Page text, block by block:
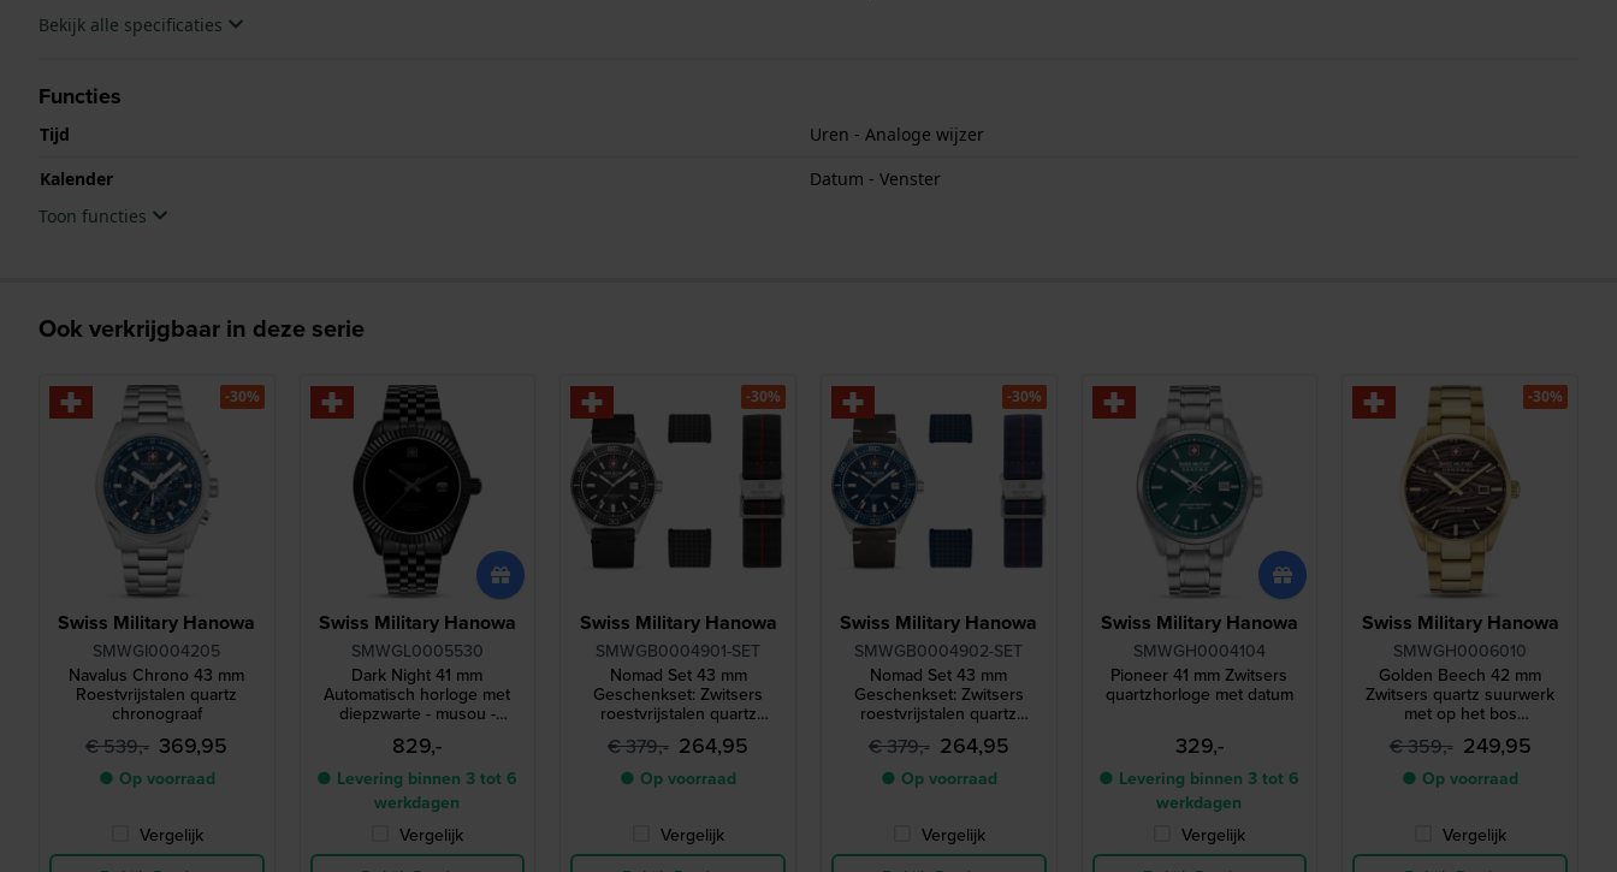
Bekijk alle specificaties
Functies
Tijd
Uren - Analoge wijzer
Kalender
Datum - Venster
Toon functies
Ook verkrijgbaar in deze serie
Swiss Military Hanowa
SMWGI0004205
Navalus Chrono 43 mm
Roestvrijstalen quartz
chronograaf
€ 539,- 369,95
● Op voorraad
Vergelijk
-30%
Swiss Military Hanowa
SMWGL0005530
Dark Night 41 mm
Automatisch horloge met
diepzwarte - musou -
wijzerplaat
829,-
● Levering binnen 3 tot 6
werkdagen
Vergelijk
Swiss Military Hanowa
SMWGB0004901-SET
Nomad Set 43 mm
Geschenkset: Zwitsers
roestvrijstalen quartz
horloge met twee extra
bandjes
€ 379,- 264,95
● Op voorraad
Vergelijk
-30%
Swiss Military Hanowa
SMWGB0004902-SET
Nomad Set 43 mm
Geschenkset: Zwitsers
roestvrijstalen quartz
horloge met twee extra
bandjes
€ 379,- 264,95
● Op voorraad
Vergelijk
-30%
Swiss Military Hanowa
SMWGH0004104
Pioneer 41 mm Zwitsers
quartzhorloge met datum
329,-
● Levering binnen 3 tot 6
werkdagen
Vergelijk
Swiss Military Hanowa
SMWGH0006010
Golden Beech 42 mm
Zwitsers quartz suurwerk
met op het bos
geïnspireerde wijzerplaat
€ 359,- 249,95
● Op voorraad
Vergelijk
-30%